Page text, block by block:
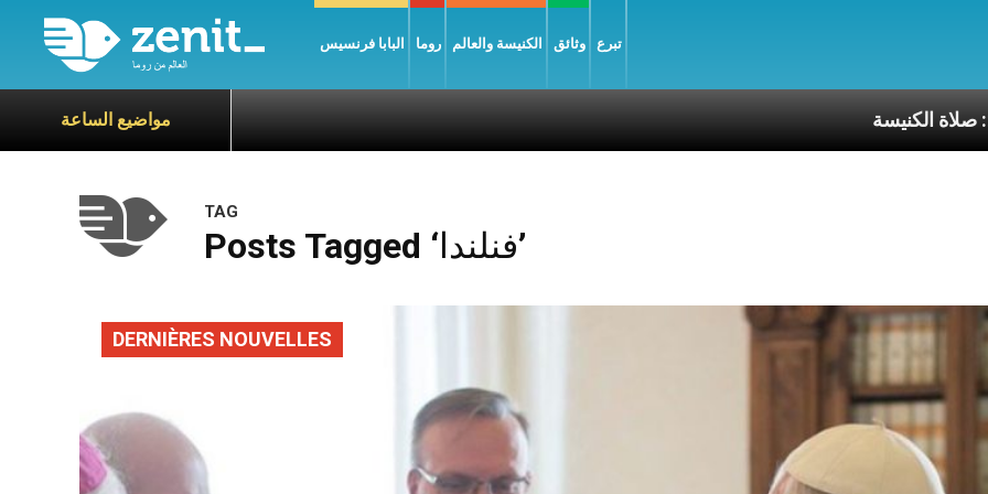
البابا فرنسيس روما الكنيسة والعالم وثائق تبرع
مواضيع الساعة
TAG
Posts Tagged ‘فنلندا’
DERNIÈRES NOUVELLES